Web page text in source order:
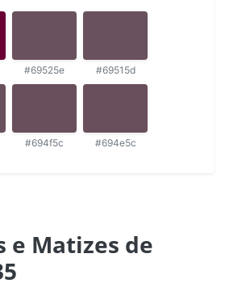
#69525e #69515d
#694f5c #694e5c
e Matizes de